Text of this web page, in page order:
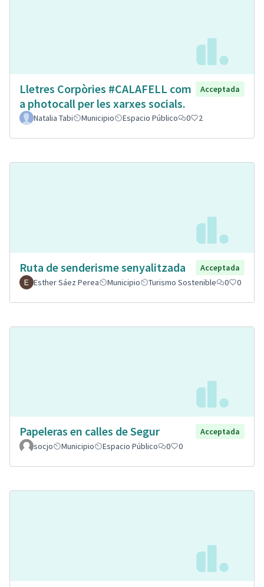
Lletres Corpòries #CALAFELL com
a photocall per les xarxes socials.
Acceptada
Natalia Tabi Municipio Espacio Público 0 2
Ruta de senderisme senyalitzada
Acceptada
Esther Sáez Perea
Municipio Turismo Sostenible 0 0
Papeleras en calles de Segur
Acceptada
socjo
Municipio Espacio Público 0 0